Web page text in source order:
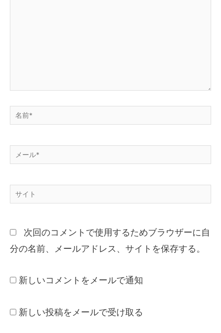
次回のコメントで使用するためブラウザーに自
分の名前、メールアドレス、サイトを保存する。
新しいコメントをメールで通知
新しい投稿をメールで受け取る